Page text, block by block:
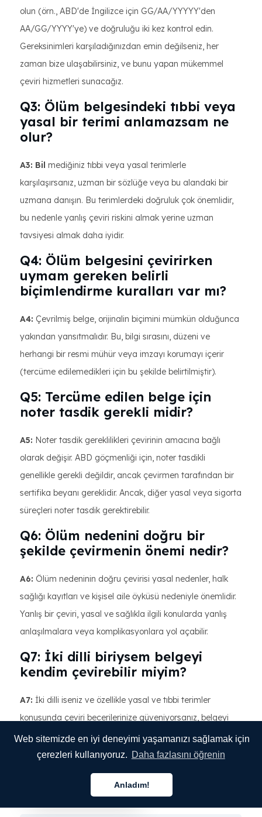
Web sitemizde en iyi deneyimi yaşamanızı sağlamak için
çerezleri kullanıyoruz. Daha fazlasını öğrenin
Anladım!
olun (örn., ABD'de İngilizce için GG/AA/YYYYY'den
AA/GG/YYYY'ye) ve doğruluğu iki kez kontrol edin.
Gereksinimleri karşıladığınızdan emin değilseniz, her
zaman bize ulaşabilirsiniz, ve bunu yapan mükemmel
çeviri hizmetleri sunacağız.
Q3: Ölüm belgesindeki tıbbi veya
yasal bir terimi anlamazsam ne
olur?
A3: Bil mediğiniz tıbbi veya yasal terimlerle
karşılaşırsanız, uzman bir sözlüğe veya bu alandaki bir
uzmana danışın. Bu terimlerdeki doğruluk çok önemlidir,
bu nedenle yanlış çeviri riskini almak yerine uzman
tavsiyesi almak daha iyidir.
Q4: Ölüm belgesini çevirirken
uymam gereken belirli
biçimlendirme kuralları var mı?
A4: Çevrilmiş belge, orijinalin biçimini mümkün olduğunca
yakından yansıtmalıdır. Bu, bilgi sırasını, düzeni ve
herhangi bir resmi mühür veya imzayı korumayı içerir
(tercüme edilemedikleri için bu şekilde belirtilmiştir).
Q5: Tercüme edilen belge için
noter tasdik gerekli midir?
A5: Noter tasdik gereklilikleri çevirinin amacına bağlı
olarak değişir. ABD göçmenliği için, noter tasdikli
genellikle gerekli değildir, ancak çevirmen tarafından bir
sertifika beyanı gereklidir. Ancak, diğer yasal veya sigorta
süreçleri noter tasdik gerektirebilir.
Q6: Ölüm nedenini doğru bir
şekilde çevirmenin önemi nedir?
A6: Ölüm nedeninin doğru çevirisi yasal nedenler, halk
sağlığı kayıtları ve kişisel aile öyküsü nedeniyle önemlidir.
Yanlış bir çeviri, yasal ve sağlıkla ilgili konularda yanlış
anlaşılmalara veya komplikasyonlara yol açabilir.
Q7: İki dilli biriysem belgeyi
kendim çevirebilir miyim?
A7: İki dilli iseniz ve özellikle yasal ve tıbbi terimler
konusunda çeviri becerilerinize güveniyorsanız, belgeyi
kendiniz çevirebilirsiniz. Ancak, özellikle ölüm belgesi
kadar ciddi bir şey için bu hiç tavsiye edilmez. Basit
Türkçe